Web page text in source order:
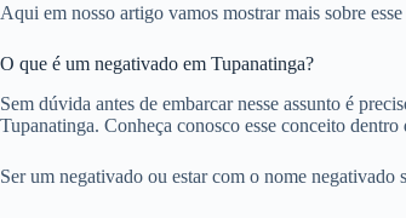
Aqui em nosso artigo vamos mostrar mais sobre
O que é um negativado em Tupanatinga?
Sem dúvida antes de embarcar nesse assunto é
Tupanatinga. Conheça conosco esse conceito
Ser um negativado ou estar com o nome